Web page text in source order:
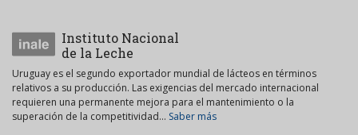
Instituto Nacional
de la Leche
Uruguay es el segundo exportador mundial de lácteos en términos
relativos a su producción. Las exigencias del mercado internacional
requieren una permanente mejora para el mantenimiento o la
superación de la competitividad... Saber más